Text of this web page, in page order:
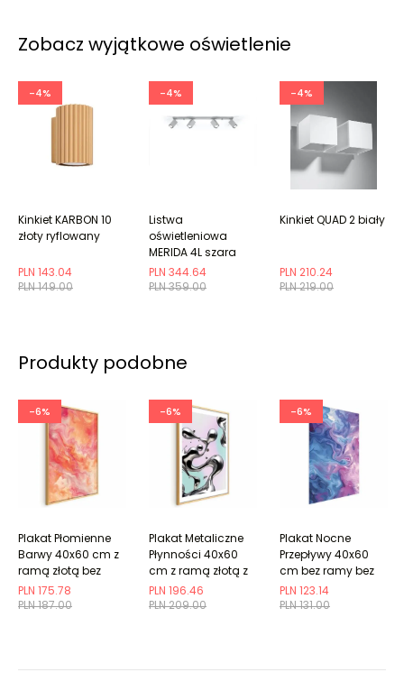
Zobacz wyjątkowe oświetlenie
-4%
PLN 149.00
PLN 143.04
Kinkiet KARBON 10
złoty ryflowany
-4%
PLN 359.00
PLN 344.64
Listwa
oświetleniowa
MERIDA 4L szara
-4%
PLN 219.00
PLN 210.24
Kinkiet QUAD 2 biały
Produkty podobne
-6%
PLN 187.00
PLN 175.78
Plakat Płomienne
Barwy 40x60 cm z
ramą złotą bez
marginesu
-6%
PLN 209.00
PLN 196.46
Plakat Metaliczne
Płynności 40x60
cm z ramą złotą z
marginesem
-6%
PLN 131.00
PLN 123.14
Plakat Nocne
Przepływy 40x60
cm bez ramy bez
marginesu